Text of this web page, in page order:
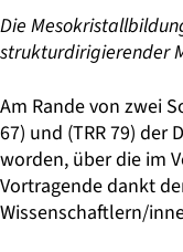
Die
strukturdirigierender
Am Rande von zwei
67) und (TRR 79) der
worden, über die im
Vortragende dankt
Wissenschaftlern/